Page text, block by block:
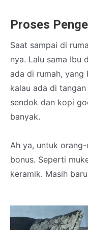
Proses
Saat sampai di
nya. Lalu sama Ibu
ada di rumah, yang
kalau ada di
sendok dan kopi
banyak.
Ah ya, untuk
bonus. Seperti
keramik. Masih